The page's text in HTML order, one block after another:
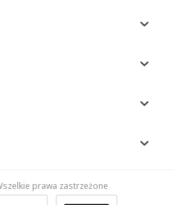
prawa zastrzeżone